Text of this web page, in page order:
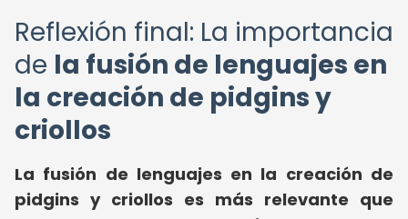
Reflexión final: La importancia
de la fusión de lenguajes en
la creación de pidgins y
criollos
La fusión de lenguajes en la creación de
pidgins y criollos es más relevante que